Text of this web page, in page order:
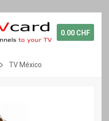
0.00 CHF
TV México